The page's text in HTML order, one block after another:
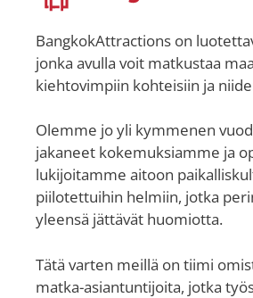
BangkokAttractions on
jonka avulla voit matkustaa
kiehtovimpiin kohteisiin ja
Olemme jo yli kymmenen
jakaneet kokemuksiamme ja
lukijoitamme aitoon
piilotettuihin helmiin, jotka
yleensä jättävät huomiotta.
Tätä varten meillä on tiimi
matka-asiantuntijoita, jotka